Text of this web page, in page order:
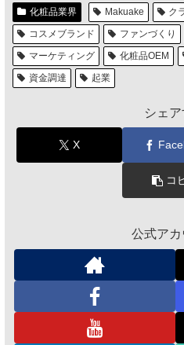
化粧品業界 Makuake
ク
コスメブランド
ファンづくり
マーケティング
化粧品OEM
資金調達
起業
シェア
X
コ
公式アカ